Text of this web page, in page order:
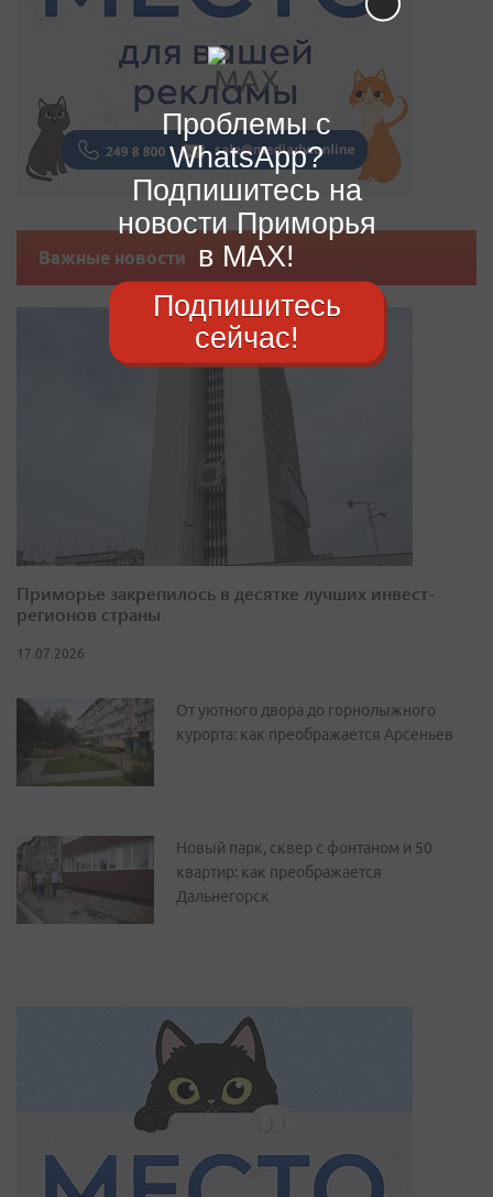
Важные новости
Приморье закрепилось в десятке лучших инвест-
регионов страны
17.07.2026
От уютного двора до горнолыжного
курорта: как преображается Арсеньев
Новый парк, сквер с фонтаном и 50
квартир: как преображается
Дальнегорск
Проблемы с
WhatsApp?
Подпишитесь на
новости Приморья
в MAX!
Подпишитесь
сейчас!